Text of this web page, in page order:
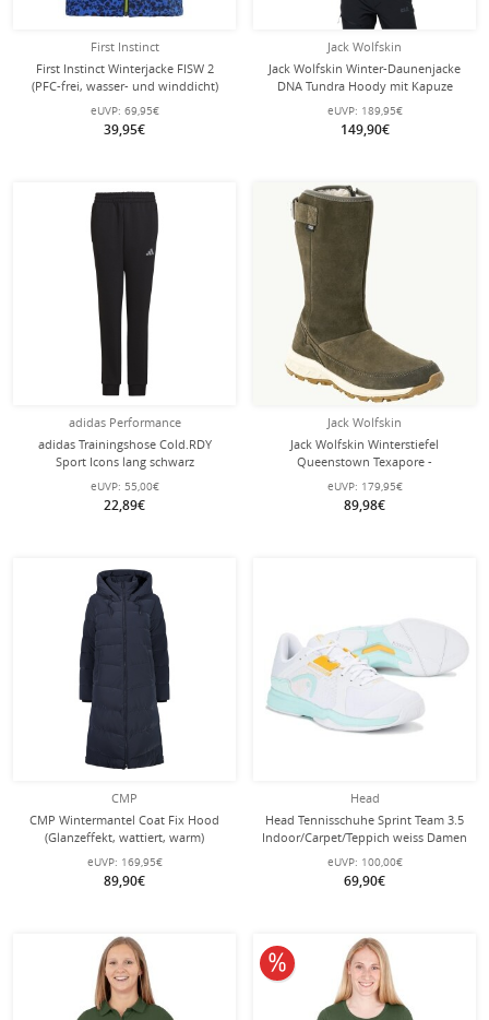
First Instinct
First Instinct Winterjacke FISW 2
(PFC-frei, wasser- und winddicht)
blau Kleinkinder
eUVP: 69,95€
39,95€
Jack Wolfskin
Jack Wolfskin Winter-Daunenjacke
DNA Tundra Hoody mit Kapuze
(sehr warm, winddicht) gelb Herren
eUVP: 189,95€
149,90€
adidas Performance
adidas Trainingshose Cold.RDY
Sport Icons lang schwarz
Jungen/Mädchen
eUVP: 55,00€
22,89€
Jack Wolfskin
Jack Wolfskin Winterstiefel
Queenstown Texapore -
Lederstiefel, seitlicher
Reißverschluss - olivegrün Damen
eUVP: 179,95€
89,98€
CMP
CMP Wintermantel Coat Fix Hood
(Glanzeffekt, wattiert, warm)
dunkelblau Damen
eUVP: 169,95€
89,90€
Head
Head Tennisschuhe Sprint Team 3.5
Indoor/Carpet/Teppich weiss Damen
eUVP: 100,00€
69,90€
10% reduziert